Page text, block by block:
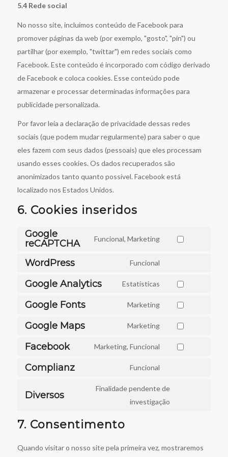
5.4 Rede social
No nosso site, incluímos conteúdo de Facebook para
promover páginas da web (por exemplo, "gosto", "pin") ou
partilhar (por exemplo, "twittar") em redes sociais como
Facebook. Este conteúdo é incorporado com código derivado
de Facebook e coloca cookies. Esse conteúdo pode
armazenar e processar determinadas informações para
publicidade personalizada.
Por favor leia a declaração de privacidade dessas redes
sociais (que podem mudar regularmente) para saber o que
eles fazem com seus dados (pessoais) que eles processam
usando esses cookies. Os dados recuperados são
anonimizados tanto quanto possível. Facebook está
localizado nos Estados Unidos.
6. Cookies inseridos
Google
reCAPTCHA
Funcional, Marketing
Consent
google-
WordPress Funcional
wordpress
Google Analytics Estatísticas
Consent
google-
analytics
Google Fonts Marketing
Consent
google-
Google Maps Marketing
Consent
Facebook Marketing, Funcional
Consent
facebook
Complianz Funcional
to
service
Diversos
Finalidade pendente de
investigação
7. Consentimento
Quando visitar o nosso site pela primeira vez, mostraremos